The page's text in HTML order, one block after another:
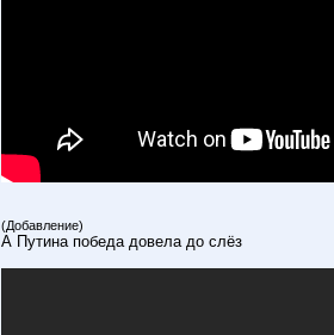
(Добавление)
А Путина победа довела до слёз